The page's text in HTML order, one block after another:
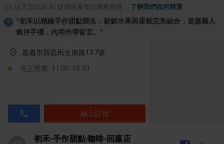
以下資訊由 AI 從部落客食記彙整整理 了解我們如何精選
“初禾以精緻手作甜點聞名，新鮮水果與蛋糕完美結合，是嘉義人
氣伴手禮，內用外帶皆宜。 ”
嘉義市西區民生南路137號
現正營業: 11:00-18:30
線上訂位
初禾-手作甜點‧咖啡-回嘉店